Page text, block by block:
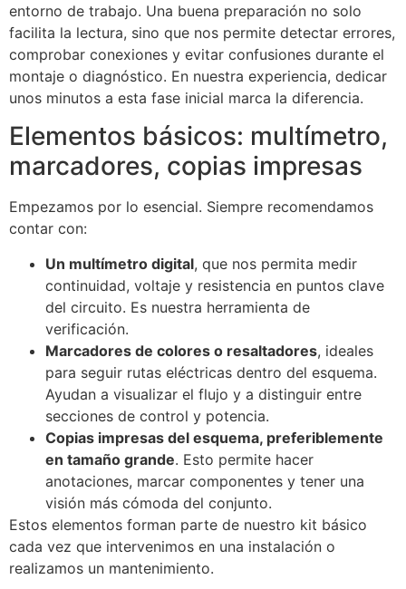
entorno de trabajo. Una buena preparación no solo
facilita la lectura, sino que nos permite detectar errores,
comprobar conexiones y evitar confusiones durante el
montaje o diagnóstico. En nuestra experiencia, dedicar
unos minutos a esta fase inicial marca la diferencia.
Elementos básicos: multímetro,
marcadores, copias impresas
Empezamos por lo esencial. Siempre recomendamos
contar con:
Un multímetro digital, que nos permita medir
continuidad, voltaje y resistencia en puntos clave
del circuito. Es nuestra herramienta de
verificación.
Marcadores de colores o resaltadores, ideales
para seguir rutas eléctricas dentro del esquema.
Ayudan a visualizar el flujo y a distinguir entre
secciones de control y potencia.
Copias impresas del esquema, preferiblemente
en tamaño grande. Esto permite hacer
anotaciones, marcar componentes y tener una
visión más cómoda del conjunto.
Estos elementos forman parte de nuestro kit básico
cada vez que intervenimos en una instalación o
realizamos un mantenimiento.